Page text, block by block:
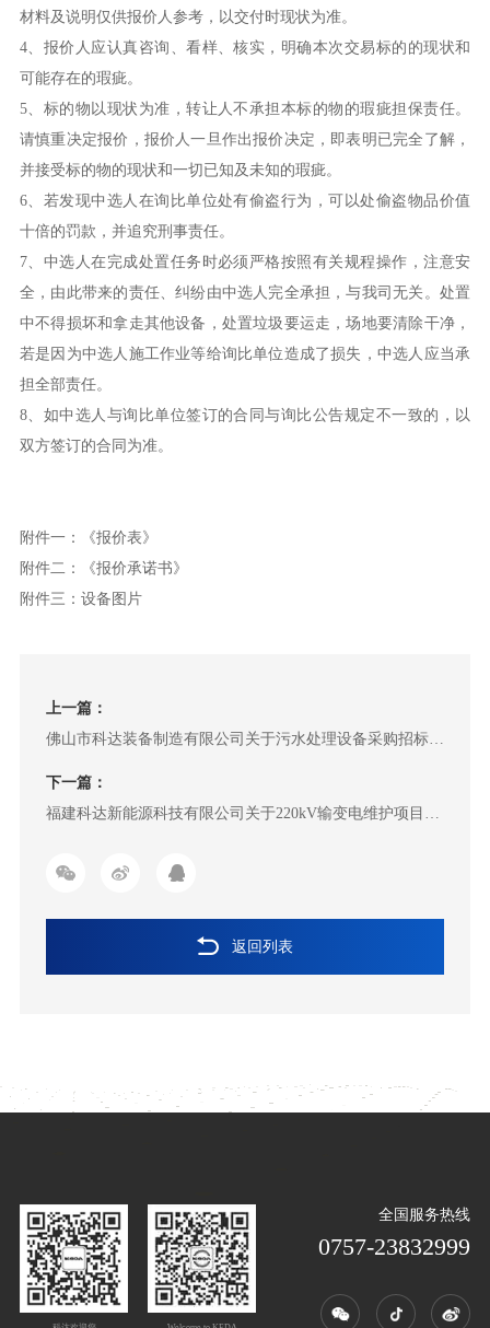
材料及说明仅供报价人参考，以交付时现状为准。
4、报价人应认真咨询、看样、核实，明确本次交易标的的现状和
可能存在的瑕疵。
5、标的物以现状为准，转让人不承担本标的物的瑕疵担保责任。
请慎重决定报价，报价人一旦作出报价决定，即表明已完全了解，
并接受标的物的现状和一切已知及未知的瑕疵。
6、若发现中选人在询比单位处有偷盗行为，可以处偷盗物品价值
十倍的罚款，并追究刑事责任。
7、中选人在完成处置任务时必须严格按照有关规程操作，注意安
全，由此带来的责任、纠纷由中选人完全承担，与我司无关。处置
中不得损坏和拿走其他设备，处置垃圾要运走，场地要清除干净，
若是因为中选人施工作业等给询比单位造成了损失，中选人应当承
担全部责任。
8、如中选人与询比单位签订的合同与询比公告规定不一致的，以
双方签订的合同为准。
附件一：
《报价表》
附件二：
《报价承诺书》
附件三： 设备图片
上一篇：
佛山市科达装备制造有限公司关于污水处理设备采购招标的
下一篇：
福建科达新能源科技有限公司关于220kV输变电维护项目的
返回列表
全国服务热线
0757-23832999